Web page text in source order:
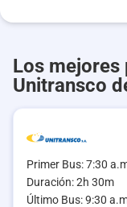
Los mejores
Unitransco
Primer Bus: 7:30
Duración: 2h 30m
Último Bus: 9:30